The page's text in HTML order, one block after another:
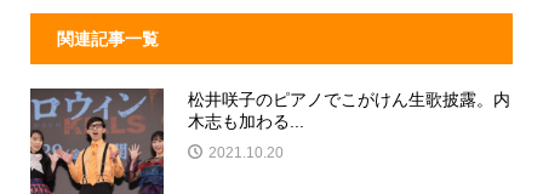
関連記事一覧
松井咲子のピアノでこがけん生歌披露。内
木志も加わる...
2021.10.20